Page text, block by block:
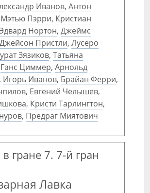
Иванов, Антон
Мэтью Пэрри, Кристиан
Нортон, Джеймс
Джейсон Пристли, Лусеро
Зязиков, Татьяна
Ганс Циммер, Арнольд
, Игорь Иванов, Брайан Ферри,
, Евгений Челышев,
, Кристи Тарлингтон,
, Предраг Миятович
гране 7. 7-й гран
Лавка